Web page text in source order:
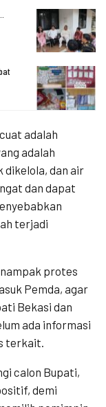
adalah
adalah
dikelola, dan air
dan dapat
terjadi
protes
Pemda, agar
Bekasi dan
ada informasi
terkait.
calon Bupati,
demi